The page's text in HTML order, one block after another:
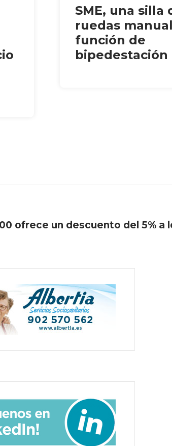
SME, una silla
ruedas
función de
bipedestación
ofrece un descuento del 5% a